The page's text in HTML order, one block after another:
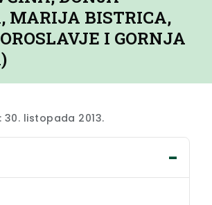
MARIJA BISTRICA,
I GORNJA
listopada 2013.